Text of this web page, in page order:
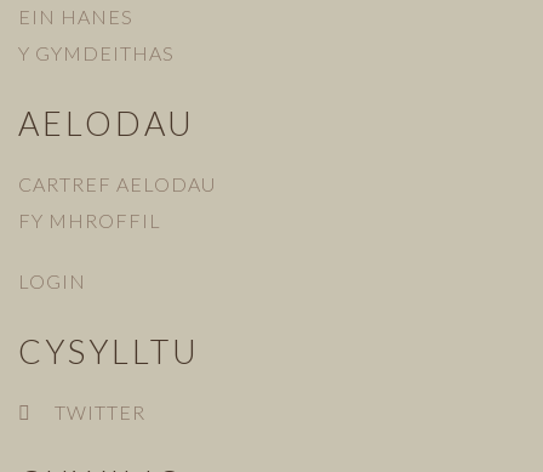
EIN HANES
Y GYMDEITHAS
AELODAU
CARTREF AELODAU
FY MHROFFIL
LOGIN
CYSYLLTU
TWITTER